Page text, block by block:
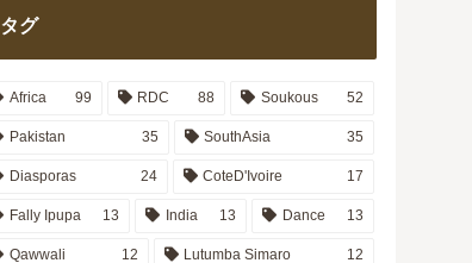
タグ
Africa 99 RDC 88 Soukous 52
Pakistan 35 SouthAsia 35
Diasporas 24 CoteD'Ivoire 17
Fally Ipupa 13 India 13 Dance 13
Qawwali 12 Lutumba Simaro 12